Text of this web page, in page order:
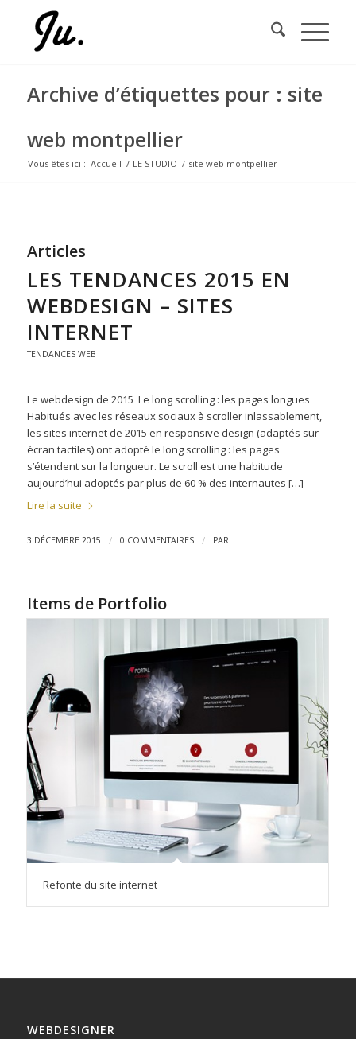
Archive d’étiquettes pour : site
web montpellier
Vous êtes ici : Accueil / LE STUDIO / site web montpellier
Articles
LES TENDANCES 2015 EN
WEBDESIGN – SITES
INTERNET
TENDANCES WEB
Le webdesign de 2015 Le long scrolling : les pages longues
Habitués avec les réseaux sociaux à scroller inlassablement,
les sites internet de 2015 en responsive design (adaptés sur
écran tactiles) ont adopté le long scrolling : les pages
s’étendent sur la longueur. Le scroll est une habitude
aujourd’hui adoptés par plus de 60 % des internautes […]
Lire la suite
3 DÉCEMBRE 2015 / 0 COMMENTAIRES / PAR
Items de Portfolio
Refonte du site internet
WEBDESIGNER